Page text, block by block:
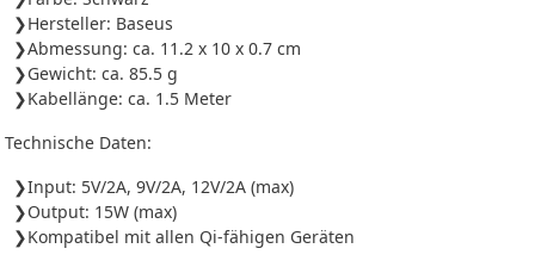
Hersteller: Baseus
Abmessung: ca. 11.2 x 10 x 0.7 cm
Gewicht: ca. 85.5 g
Kabellänge: ca. 1.5 Meter
Technische Daten:
Input: 5V/2A, 9V/2A, 12V/2A (max)
Output: 15W (max)
Kompatibel mit allen Qi-fähigen Geräten